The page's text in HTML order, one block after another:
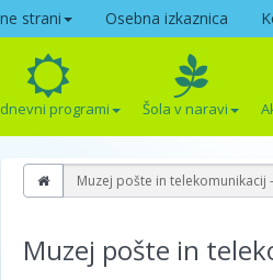
strani Osebna izkaznica
programi Šola v naravi
Muzej pošte in telekomunikacij
Muzej pošte in